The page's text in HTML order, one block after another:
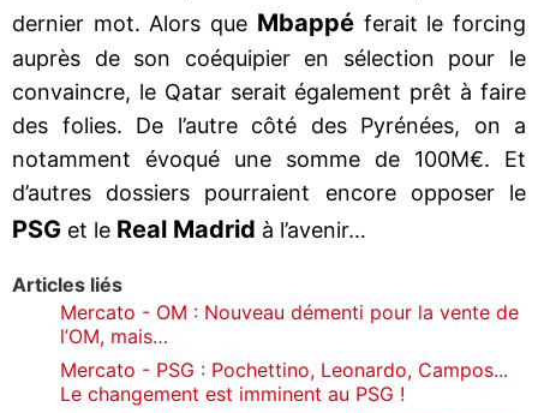
dernier mot. Alors que Mbappéferait le forcing
auprès de son coéquipier en sélection pour le
convaincre, le Qatar serait également prêt à faire
des folies. De l’autre côté des Pyrénées, on a
notamment évoqué une somme de 100M€. Et
d’autres dossiers pourraient encore opposer le
PSG et le Real Madrid à l’avenir…
Articles liés
Mercato - OM : Nouveau démenti pour la vente de
l’OM, mais…
Mercato - PSG : Pochettino, Leonardo, Campos...
Le changement est imminent au PSG !